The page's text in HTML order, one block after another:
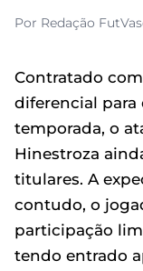
Por Redação
Contratado
diferencial para
temporada, o
Hinestroza
titulares. A
contudo, o
participação
tendo entrado